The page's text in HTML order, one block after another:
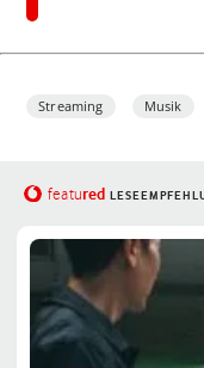
Streaming Musik
featured